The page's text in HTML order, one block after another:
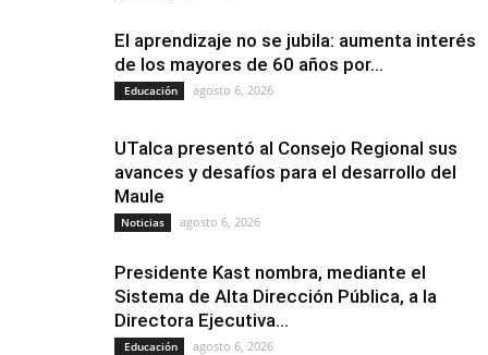
El aprendizaje no se jubila: aumenta interés
de los mayores de 60 años por...
Educación agosto 6, 2026
UTalca presentó al Consejo Regional sus
avances y desafíos para el desarrollo del
Maule
Noticias agosto 6, 2026
Presidente Kast nombra, mediante el
Sistema de Alta Dirección Pública, a la
Directora Ejecutiva...
Educación agosto 6, 2026